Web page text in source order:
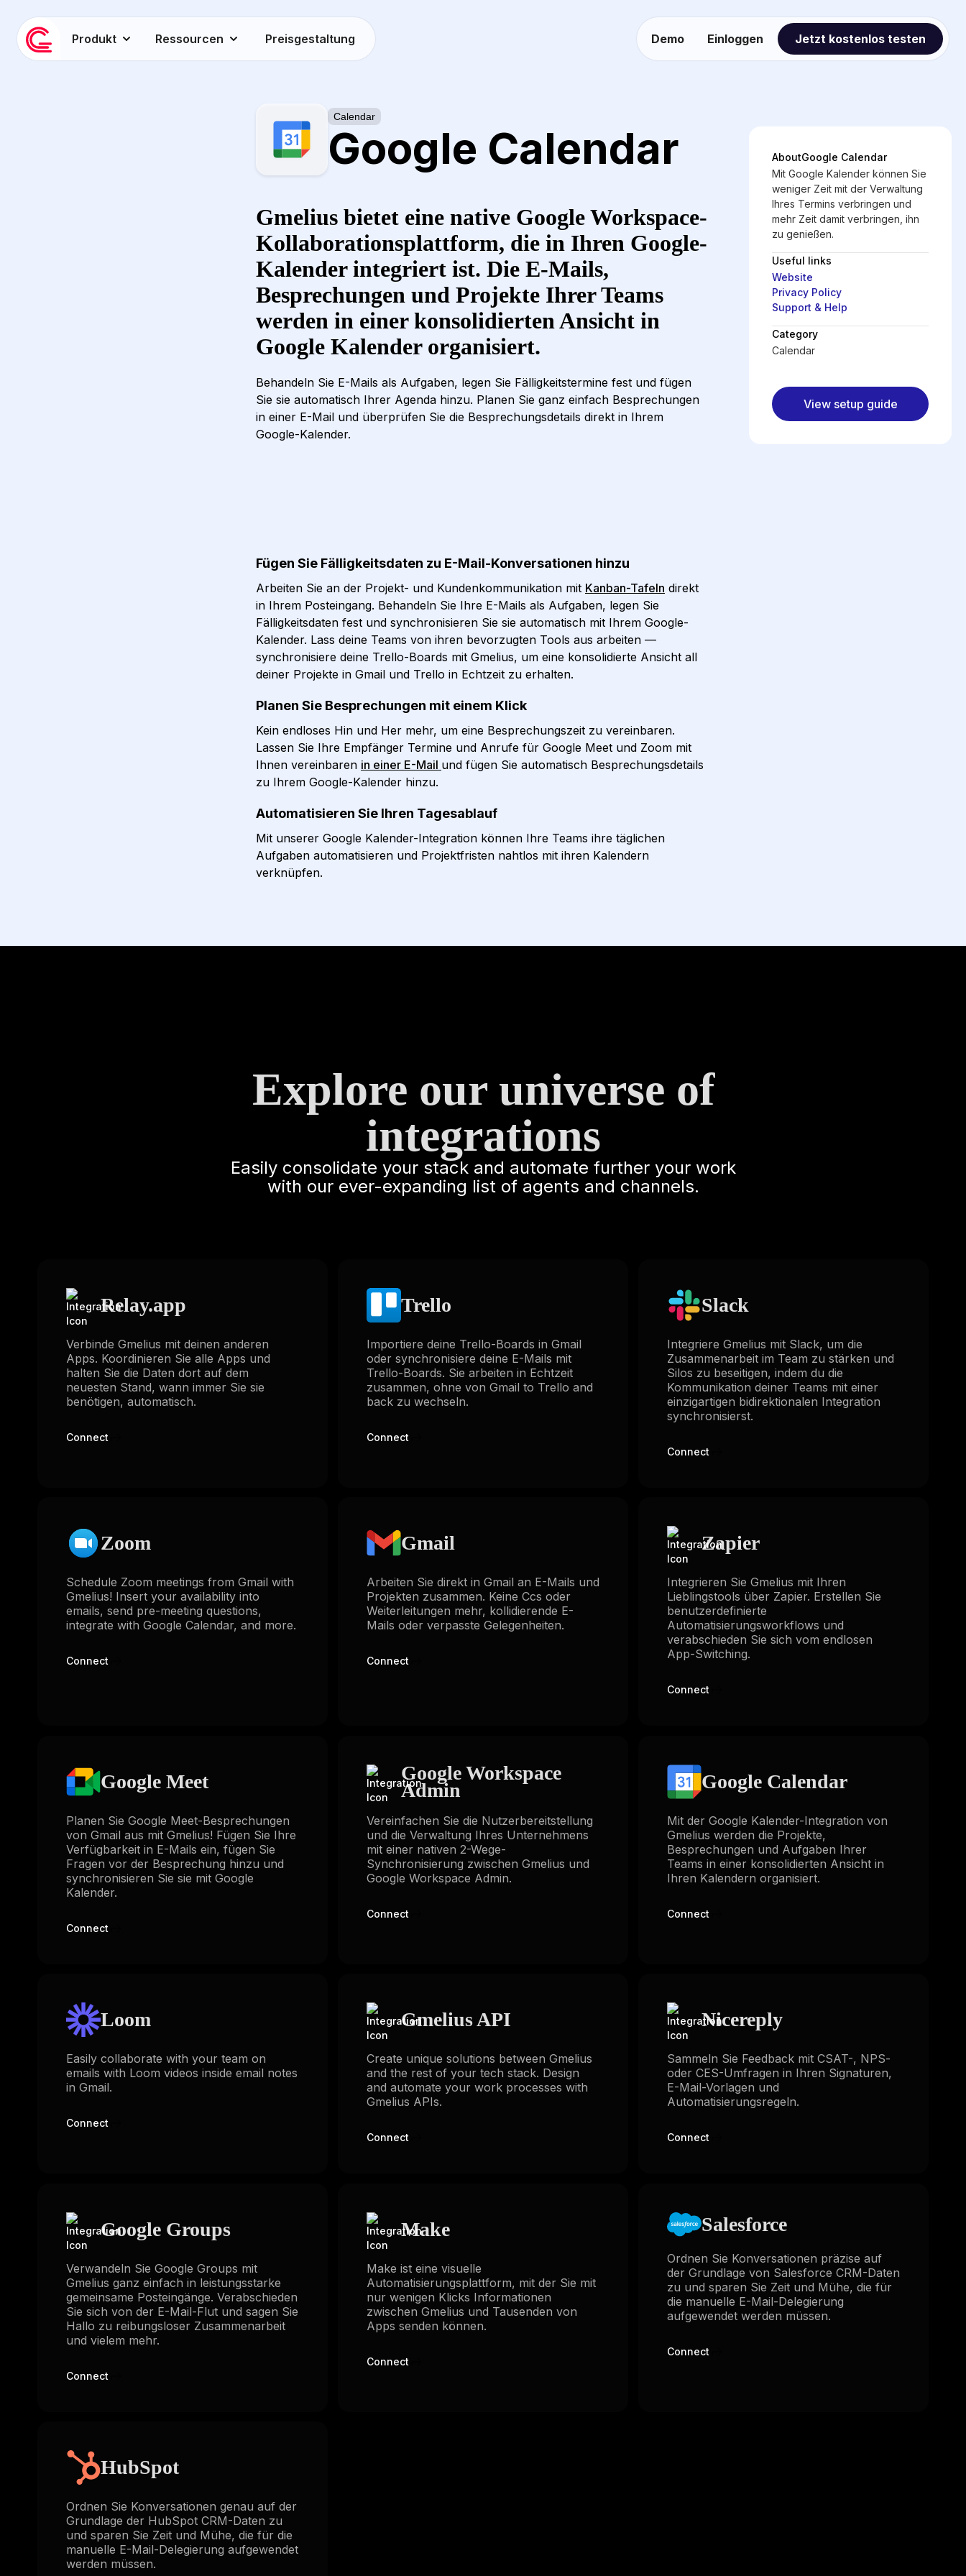
Produkt Ressourcen Preisgestaltung Demo Einloggen Jetzt kostenlos testen
Calendar
Google Calendar
Gmelius bietet eine native Google Workspace-
Kollaborationsplattform, die in Ihren Google-
Kalender integriert ist. Die E-Mails,
Besprechungen und Projekte Ihrer Teams
werden in einer konsolidierten Ansicht in
Google Kalender organisiert.
Behandeln Sie E-Mails als Aufgaben, legen Sie Fälligkeitstermine fest und fügen
Sie sie automatisch Ihrer Agenda hinzu. Planen Sie ganz einfach Besprechungen
in einer E-Mail und überprüfen Sie die Besprechungsdetails direkt in Ihrem
Google-Kalender.
Fügen Sie Fälligkeitsdaten zu E-Mail-Konversationen hinzu
Arbeiten Sie an der Projekt- und Kundenkommunikation mit Kanban-Tafeln direkt
in Ihrem Posteingang. Behandeln Sie Ihre E-Mails als Aufgaben, legen Sie
Fälligkeitsdaten fest und synchronisieren Sie sie automatisch mit Ihrem Google-
Kalender. Lass deine Teams von ihren bevorzugten Tools aus arbeiten —
synchronisiere deine Trello-Boards mit Gmelius, um eine konsolidierte Ansicht all
deiner Projekte in Gmail und Trello in Echtzeit zu erhalten.
Planen Sie Besprechungen mit einem Klick
Kein endloses Hin und Her mehr, um eine Besprechungszeit zu vereinbaren.
Lassen Sie Ihre Empfänger Termine und Anrufe für Google Meet und Zoom mit
Ihnen vereinbaren in einer E-Mail und fügen Sie automatisch Besprechungsdetails
zu Ihrem Google-Kalender hinzu.
Automatisieren Sie Ihren Tagesablauf
Mit unserer Google Kalender-Integration können Ihre Teams ihre täglichen
Aufgaben automatisieren und Projektfristen nahtlos mit ihren Kalendern
verknüpfen.
AboutGoogle Calendar
Mit Google Kalender können Sie
weniger Zeit mit der Verwaltung
Ihres Termins verbringen und
mehr Zeit damit verbringen, ihn
zu genießen.
Useful links
Website
Privacy Policy
Support & Help
Category
Calendar
View setup guide
Explore our universe of
integrations
Easily consolidate your stack and automate further your work
with our ever-expanding list of agents and channels.
Relay.app
Verbinde Gmelius mit deinen anderen
Apps. Koordinieren Sie alle Apps und
halten Sie die Daten dort auf dem
neuesten Stand, wann immer Sie sie
benötigen, automatisch.
Connect
Trello
Importiere deine Trello-Boards in Gmail
oder synchronisiere deine E-Mails mit
Trello-Boards. Sie arbeiten in Echtzeit
zusammen, ohne von Gmail to Trello and
back zu wechseln.
Connect
Slack
Integriere Gmelius mit Slack, um die
Zusammenarbeit im Team zu stärken und
Silos zu beseitigen, indem du die
Kommunikation deiner Teams mit einer
einzigartigen bidirektionalen Integration
synchronisierst.
Connect
Zoom
Schedule Zoom meetings from Gmail with
Gmelius! Insert your availability into
emails, send pre-meeting questions,
integrate with Google Calendar, and more.
Connect
Gmail
Arbeiten Sie direkt in Gmail an E-Mails und
Projekten zusammen. Keine Ccs oder
Weiterleitungen mehr, kollidierende E-
Mails oder verpasste Gelegenheiten.
Connect
Zapier
Integrieren Sie Gmelius mit Ihren
Lieblingstools über Zapier. Erstellen Sie
benutzerdefinierte
Automatisierungsworkflows und
verabschieden Sie sich vom endlosen
App-Switching.
Connect
Google Meet
Planen Sie Google Meet-Besprechungen
von Gmail aus mit Gmelius! Fügen Sie Ihre
Verfügbarkeit in E-Mails ein, fügen Sie
Fragen vor der Besprechung hinzu und
synchronisieren Sie sie mit Google
Kalender.
Connect
Google Workspace
Admin
Vereinfachen Sie die Nutzerbereitstellung
und die Verwaltung Ihres Unternehmens
mit einer nativen 2-Wege-
Synchronisierung zwischen Gmelius und
Google Workspace Admin.
Connect
Google Calendar
Mit der Google Kalender-Integration von
Gmelius werden die Projekte,
Besprechungen und Aufgaben Ihrer
Teams in einer konsolidierten Ansicht in
Ihren Kalendern organisiert.
Connect
Loom
Easily collaborate with your team on
emails with Loom videos inside email notes
in Gmail.
Connect
Gmelius API
Create unique solutions between Gmelius
and the rest of your tech stack. Design
and automate your work processes with
Gmelius APIs.
Connect
Nicereply
Sammeln Sie Feedback mit CSAT-, NPS-
oder CES-Umfragen in Ihren Signaturen,
E-Mail-Vorlagen und
Automatisierungsregeln.
Connect
Google Groups
Verwandeln Sie Google Groups mit
Gmelius ganz einfach in leistungsstarke
gemeinsame Posteingänge. Verabschieden
Sie sich von der E-Mail-Flut und sagen Sie
Hallo zu reibungsloser Zusammenarbeit
und vielem mehr.
Connect
Make
Make ist eine visuelle
Automatisierungsplattform, mit der Sie mit
nur wenigen Klicks Informationen
zwischen Gmelius und Tausenden von
Apps senden können.
Connect
Salesforce
Ordnen Sie Konversationen präzise auf
der Grundlage von Salesforce CRM-Daten
zu und sparen Sie Zeit und Mühe, die für
die manuelle E-Mail-Delegierung
aufgewendet werden müssen.
Connect
HubSpot
Ordnen Sie Konversationen genau auf der
Grundlage der HubSpot CRM-Daten zu
und sparen Sie Zeit und Mühe, die für die
manuelle E-Mail-Delegierung aufgewendet
werden müssen.